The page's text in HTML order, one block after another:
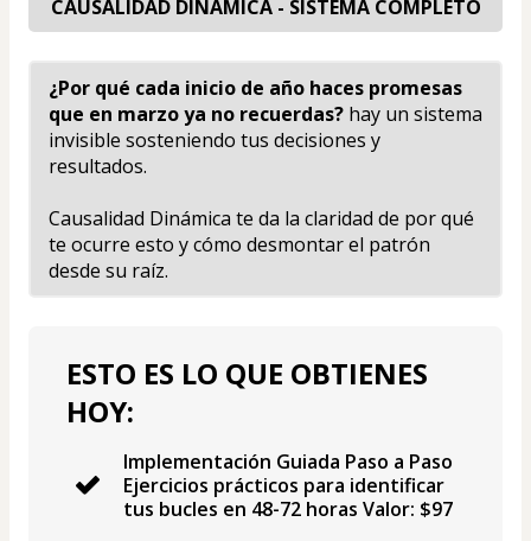
CAUSALIDAD DINÁMICA - SISTEMA COMPLETO
¿Por qué cada inicio de año haces promesas
que en marzo ya no recuerdas? hay un sistema
invisible sosteniendo tus decisiones y
resultados.
Causalidad Dinámica te da la claridad de por qué
te ocurre esto y cómo desmontar el patrón
desde su raíz.
ESTO ES LO QUE OBTIENES
HOY:
Implementación Guiada Paso a Paso
Ejercicios prácticos para identificar
tus bucles en 48-72 horas Valor: $97